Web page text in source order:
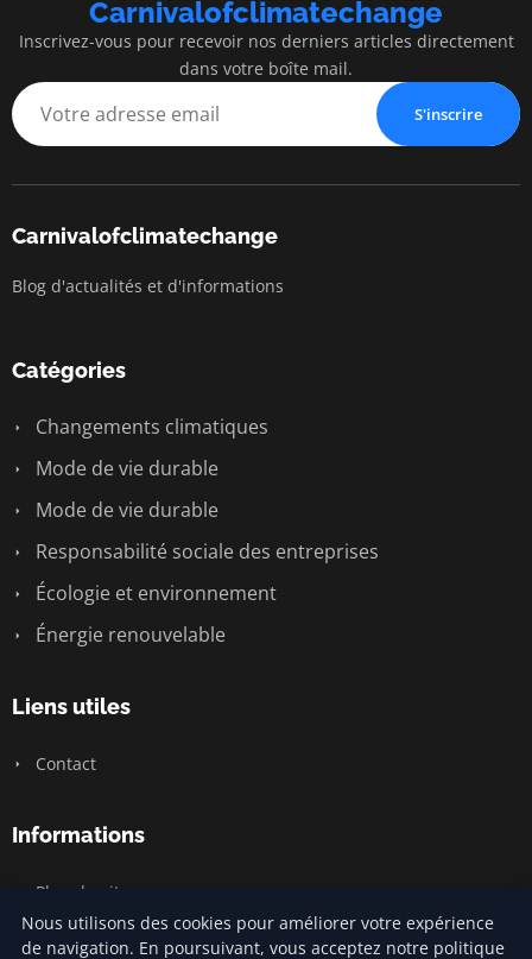
Carnivalofclimatechange
Inscrivez-vous pour recevoir nos derniers articles directement
dans votre boîte mail.
S'inscrire
Carnivalofclimatechange
Blog d'actualités et d'informations
Catégories
Changements climatiques
Mode de vie durable
Mode de vie durable
Responsabilité sociale des entreprises
Écologie et environnement
Énergie renouvelable
Liens utiles
Contact
Informations
Plan du site
Nous utilisons des cookies pour améliorer votre expérience
de navigation. En poursuivant, vous acceptez notre politique